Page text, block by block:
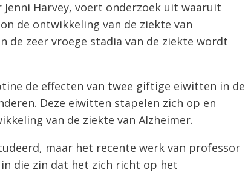
Harvey, voert onderzoek uit waaruit
de ontwikkeling van de ziekte van
de zeer vroege stadia van de ziekte wordt
de effecten van twee giftige eiwitten in de
Deze eiwitten stapelen zich op en
van de ziekte van Alzheimer.
maar het recente werk van professor
die zin dat het zich richt op het